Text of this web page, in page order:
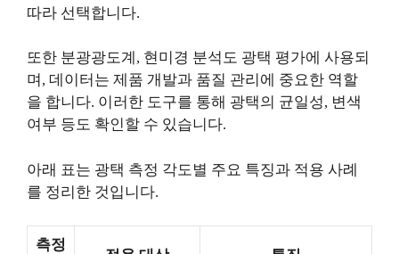
따라 선택합니다.
또한 분광광도계, 현미경 분석도 광택 평가에 사용되
며, 데이터는 제품 개발과 품질 관리에 중요한 역할
을 합니다. 이러한 도구를 통해 광택의 균일성, 변색
여부 등도 확인할 수 있습니다.
아래 표는 광택 측정 각도별 주요 특징과 적용 사례
를 정리한 것입니다.
측정